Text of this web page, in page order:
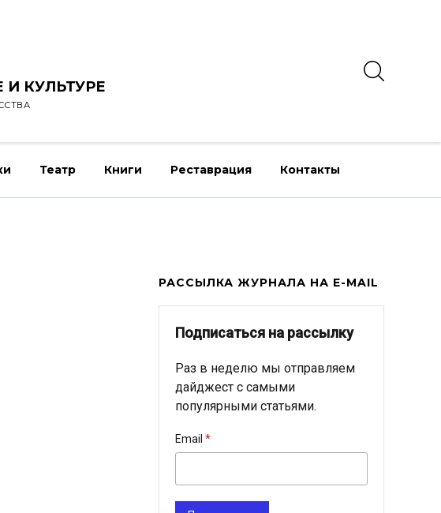
КУЛЬТУРЕ
Театр Книги Реставрация Контакты
РАССЫЛКА ЖУРНАЛА НА E-MAIL
Подписаться на рассылку
Раз в неделю мы отправляем
дайджест с самыми
популярными статьями.
Email